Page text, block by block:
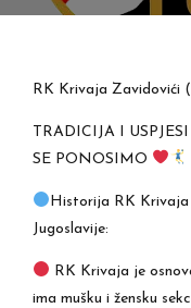
RK Krivaja Zavidovići
TRADICIJA I
SE PONOSIMO
Historija RK Krivaja
Jugoslavije:
RK Krivaja je
ima mušku i žensku